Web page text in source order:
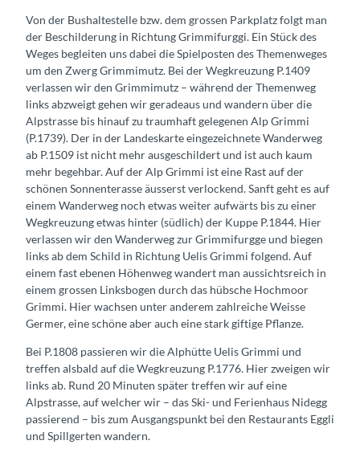
Von der Bushaltestelle bzw. dem grossen Parkplatz folgt man
der Beschilderung in Richtung Grimmifurggi. Ein Stück des
Weges begleiten uns dabei die Spielposten des Themenweges
um den Zwerg Grimmimutz. Bei der Wegkreuzung P.1409
verlassen wir den Grimmimutz – während der Themenweg
links abzweigt gehen wir geradeaus und wandern über die
Alpstrasse bis hinauf zu traumhaft gelegenen Alp Grimmi
(P.1739). Der in der Landeskarte eingezeichnete Wanderweg
ab P.1509 ist nicht mehr ausgeschildert und ist auch kaum
mehr begehbar. Auf der Alp Grimmi ist eine Rast auf der
schönen Sonnenterasse äusserst verlockend. Sanft geht es auf
einem Wanderweg noch etwas weiter aufwärts bis zu einer
Wegkreuzung etwas hinter (südlich) der Kuppe P.1844. Hier
verlassen wir den Wanderweg zur Grimmifurgge und biegen
links ab dem Schild in Richtung Uelis Grimmi folgend. Auf
einem fast ebenen Höhenweg wandert man aussichtsreich in
einem grossen Linksbogen durch das hübsche Hochmoor
Grimmi. Hier wachsen unter anderem zahlreiche Weisse
Germer, eine schöne aber auch eine stark giftige Pflanze.
Bei P.1808 passieren wir die Alphütte Uelis Grimmi und
treffen alsbald auf die Wegkreuzung P.1776. Hier zweigen wir
links ab. Rund 20 Minuten später treffen wir auf eine
Alpstrasse, auf welcher wir – das Ski- und Ferienhaus Nidegg
passierend – bis zum Ausgangspunkt bei den Restaurants Eggli
und Spillgerten wandern.